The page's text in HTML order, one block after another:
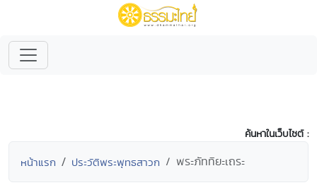
ค้นหาในเว็บไซต์ :
หน้าแรก ประวัติพระพุทธสาวก พระภัททิยะเถระ